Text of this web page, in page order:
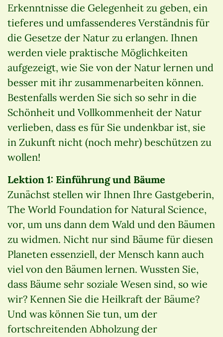
Erkenntnisse die Gelegenheit zu geben, ein
tieferes und umfassenderes Verständnis für
die Gesetze der Natur zu erlangen. Ihnen
werden viele praktische Möglichkeiten
aufgezeigt, wie Sie von der Natur lernen und
besser mit ihr zusammenarbeiten können.
Bestenfalls werden Sie sich so sehr in die
Schönheit und Vollkommenheit der Natur
verlieben, dass es für Sie undenkbar ist, sie
in Zukunft nicht (noch mehr) beschützen zu
wollen!
Lektion 1: Einführung und Bäume
Zunächst stellen wir Ihnen Ihre Gastgeberin,
The World Foundation for Natural Science,
vor, um uns dann dem Wald und den Bäumen
zu widmen. Nicht nur sind Bäume für diesen
Planeten essenziell, der Mensch kann auch
viel von den Bäumen lernen. Wussten Sie,
dass Bäume sehr soziale Wesen sind, so wie
wir? Kennen Sie die Heilkraft der Bäume?
Und was können Sie tun, um der
fortschreitenden Abholzung der